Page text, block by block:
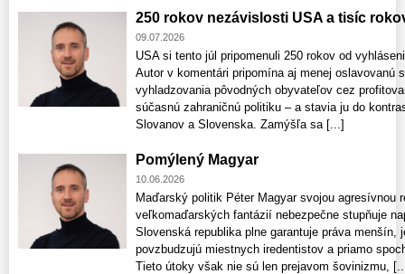
250 rokov nezávislosti USA a tisíc
09.07.2026
USA si tento júl pripomenuli 250 rokov od
Autor v komentári pripomína aj menej oslavovanú
vyhladzovania pôvodných obyvateľov cez
súčasnú zahraničnú politiku – a stavia ju do
Slovanov a Slovenska. Zamýšľa sa [...]
Pomýlený Magyar
10.06.2026
Maďarský politik Péter Magyar svojou agresívnou
veľkomaďarských fantázií nebezpečne stupňuje
Slovenská republika plne garantuje práva menšín,
povzbudzujú miestnych iredentistov a priamo
Tieto útoky však nie sú len prejavom šovinizmu,